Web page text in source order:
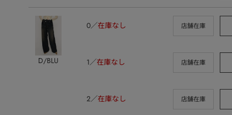
D/BLU
0 在庫なし 店舗在庫
1 在庫なし 店舗在庫
2 在庫なし 店舗在庫